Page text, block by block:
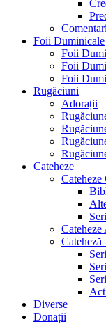
Foii Duminicale
Foii
Foii
Foii
Rugăciuni
Adorații
Cateheze
Cateheze
Cateheze
Cateheză
Diverse
Donații